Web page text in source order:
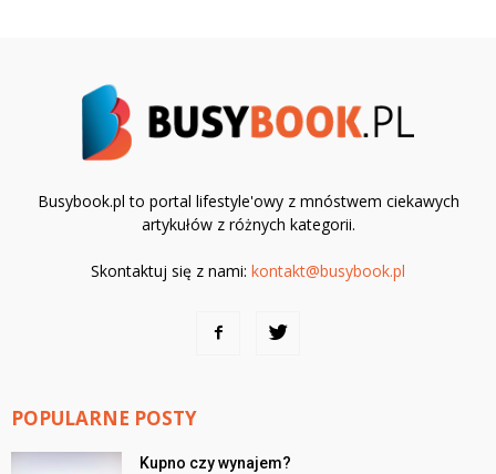
Busybook.pl to portal lifestyle'owy z mnóstwem ciekawych
artykułów z różnych kategorii.
Skontaktuj się z nami: kontakt@busybook.pl
POPULARNE POSTY
Kupno czy wynajem?